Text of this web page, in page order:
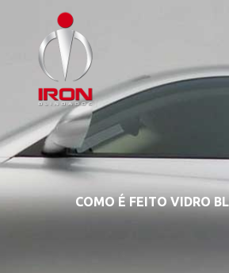
COMO É FEITO VIDRO